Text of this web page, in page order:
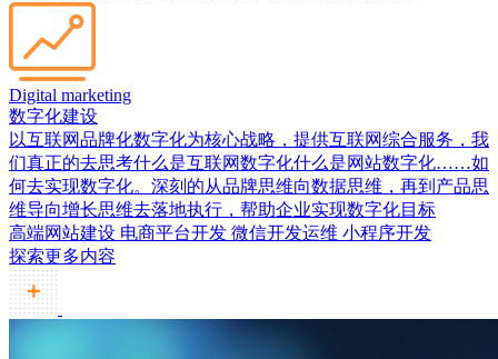
Digital marketing
数字化建设
以互联网品牌化数字化为核心战略，提供互联网综合服务，我
们真正的去思考什么是互联网数字化什么是网站数字化……如
何去实现数字化。深刻的从品牌思维向数据思维，再到产品思
维导向增长思维去落地执行，帮助企业实现数字化目标
高端网站建设 电商平台开发 微信开发运维 小程序开发
探索更多内容